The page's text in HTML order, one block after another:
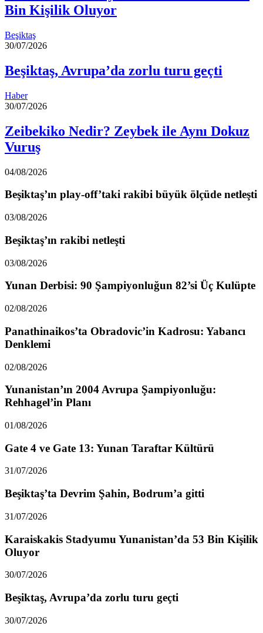
Bin Kişilik Oluyor
Beşiktaş
30/07/2026
Beşiktaş, Avrupa’da zorlu turu geçti
Haber
30/07/2026
Zeibekiko Nedir? Zeybek ile Aynı Dokuz
Vuruş
04/08/2026
Beşiktaş’ın play-off’taki rakibi büyük ölçüde netleşti
03/08/2026
Beşiktaş’ın rakibi netleşti
03/08/2026
Yunan Derbisi: 90 Şampiyonluğun 82’si Üç Kulüpte
02/08/2026
Panathinaikos’ta Obradovic’in Kadrosu: Yabancı
Denklemi
02/08/2026
Yunanistan’ın 2004 Avrupa Şampiyonluğu:
Rehhagel’in Planı
01/08/2026
Gate 4 ve Gate 13: Yunan Taraftar Kültürü
31/07/2026
Beşiktaş’ta Devrim Şahin, Bodrum’a gitti
31/07/2026
Karaiskakis Stadyumu Yunanistan’da 53 Bin Kişilik
Oluyor
30/07/2026
Beşiktaş, Avrupa’da zorlu turu geçti
30/07/2026